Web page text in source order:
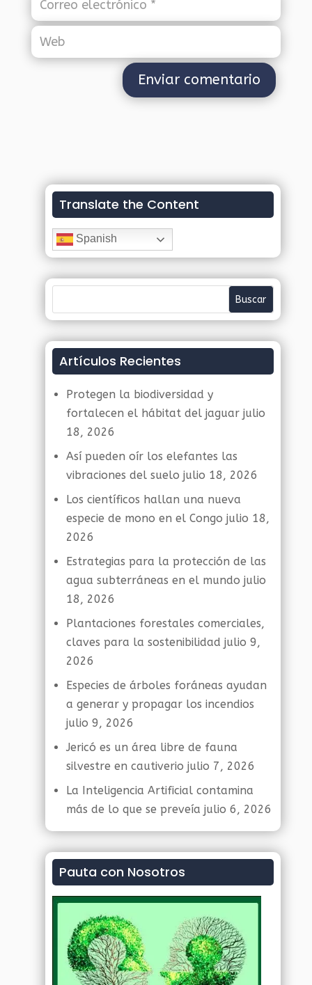
Translate the Content
Spanish
Artículos Recientes
Protegen la biodiversidad y
fortalecen el hábitat del jaguar julio
18, 2026
Así pueden oír los elefantes las
vibraciones del suelo julio 18, 2026
Los científicos hallan una nueva
especie de mono en el Congo julio 18,
2026
Estrategias para la protección de las
agua subterráneas en el mundo julio
18, 2026
Plantaciones forestales comerciales,
claves para la sostenibilidad julio 9,
2026
Especies de árboles foráneas ayudan
a generar y propagar los incendios
julio 9, 2026
Jericó es un área libre de fauna
silvestre en cautiverio julio 7, 2026
La Inteligencia Artificial contamina
más de lo que se preveía julio 6, 2026
Pauta con Nosotros